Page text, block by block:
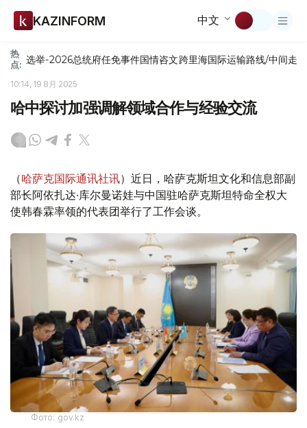
KAZINFORM 中文
热
点: 选举-2026总统府任免事件国情咨文跨里海国际运输路线/中间走廊
10:14, 19 8月 2025
哈中探讨加强调解领域合作与经验交流
（哈萨克国际通讯社讯）近日，哈萨克斯坦文化和信息部副
部长阿依扎达·库尔曼诺娃与中国驻哈萨克斯坦特命全权大
使韩春霖率领的代表团举行了工作会谈。
Фото: gov.kz